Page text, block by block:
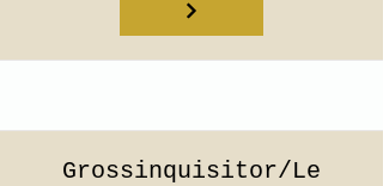
Grossinquisitor/Le